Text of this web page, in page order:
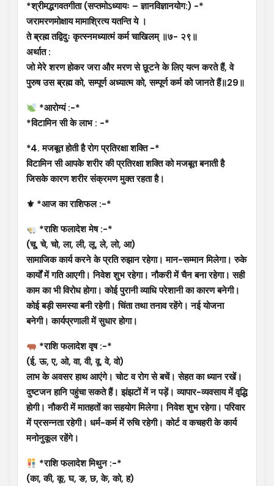
*श्रीमद्भगवतगीता (सप्तमोऽध्यायः – ज्ञानविज्ञानयोग:) -*
जरामरणमोक्षाय मामाश्रित्य यतन्ति ये ।
ते ब्रह्म तद्विदुः कृत्स्नमध्यात्मं कर्म चाखिलम् ॥७- २९॥
अर्थात :
जो मेरे शरण होकर जरा और मरण से छूटने के लिए यत्न करते हैं, वे
पुरुष उस ब्रह्म को, सम्पूर्ण अध्यात्म को, सम्पूर्ण कर्म को जानते हैं॥29॥
*आरोग्यं :-*
*विटामिन सी के लाभ : -*
*4. मजबूत होती है रोग प्रतिरक्षा शक्ति -*
विटामिन सी आपके शरीर की प्रतिरक्षा शक्ति को मजबूत बनाती है
जिसके कारण शरीर संक्रमण मुक्त रहता है।
⚜ *आज का राशिफल :-*
*राशि फलादेश मेष :-*
(चू, चे, चो, ला, ली, लू, ले, लो, आ)
सामाजिक कार्य करने के प्रति रुझान रहेगा। मान-सम्मान मिलेगा। रुके
कार्यों में गति आएगी। निवेश शुभ रहेगा। नौकरी में चैन बना रहेगा। सही
काम का भी विरोध होगा। कोई पुरानी व्याधि परेशानी का कारण बनेगी।
कोई बड़ी समस्या बनी रहेगी। चिंता तथा तनाव रहेंगे। नई योजना
बनेगी। कार्यप्रणाली में सुधार होगा।
*राशि फलादेश वृष :-*
(ई, ऊ, ए, ओ, वा, वी, वू, वे, वो)
लाभ के अवसर हाथ आएंगे। चोट व रोग से बचें। सेहत का ध्यान रखें।
दुष्टजन हानि पहुंचा सकते हैं। झंझटों में न पड़ें। व्यापार-व्यवसाय में वृद्धि
होगी। नौकरी में मातहतों का सहयोग मिलेगा। निवेश शुभ रहेगा। परिवार
में प्रसन्नता रहेगी। धर्म-कर्म में रुचि रहेगी। कोर्ट व कचहरी के कार्य
मनोनुकूल रहेंगे।
*राशि फलादेश मिथुन :-*
(का, की, कू, घ, ङ, छ, के, को, ह)